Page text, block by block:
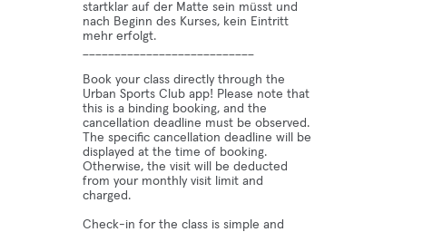
startklar auf der Matte sein müsst und
nach Beginn des Kurses, kein Eintritt
mehr erfolgt.
Book your class directly through the
Urban Sports Club app! Please note that
this is a binding booking, and the
cancellation deadline must be observed.
The specific cancellation deadline will be
displayed at the time of booking.
Otherwise, the visit will be deducted
from your monthly visit limit and
charged.
Check-in for the class is simple and